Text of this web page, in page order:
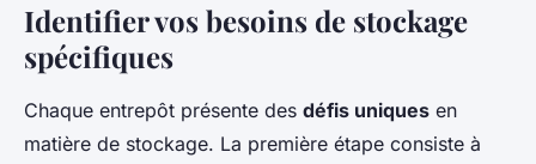
Identifier vos besoins de stockage
spécifiques
Chaque entrepôt présente des défis uniques en
matière de stockage. La première étape consiste à